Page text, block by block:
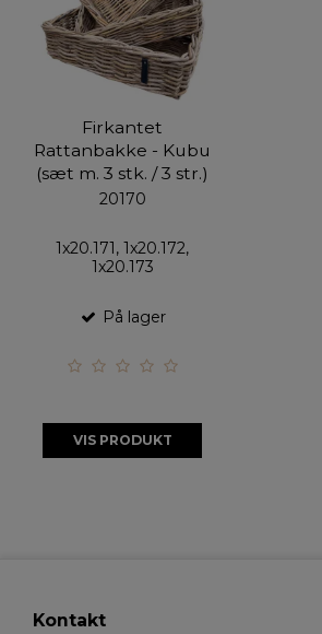
Firkantet
Rattanbakke - Kubu
(sæt m. 3 stk. / 3 str.)
20170
1x20.171, 1x20.172,
1x20.173
På lager
VIS PRODUKT
Kontakt